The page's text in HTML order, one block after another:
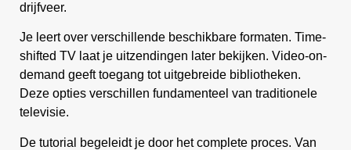
drijfveer.
Je leert over verschillende beschikbare formaten. Time-
shifted TV laat je uitzendingen later bekijken. Video-on-
demand geeft toegang tot uitgebreide bibliotheken.
Deze opties verschillen fundamenteel van traditionele
televisie.
De tutorial begeleidt je door het complete proces. Van